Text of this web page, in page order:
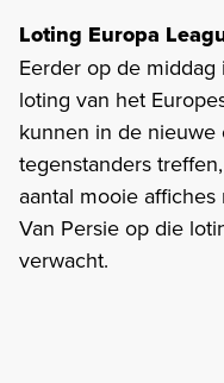
Loting Europa
Eerder op de
loting van het
kunnen in de
tegenstanders
aantal mooie
Van Persie op die
verwacht.